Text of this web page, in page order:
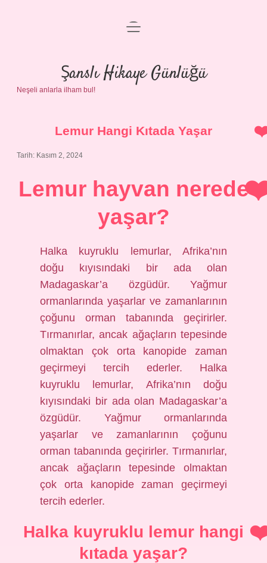
Anasayfa
Gizlilik Politikası
menüyü
Şanslı Hikaye Günlüğü
Neşeli anlarla ilham bul!
Lemur Hangi Kıtada Yaşar
Tarih: Kasım 2, 2024
Lemur hayvan nerede
yaşar?
Halka kuyruklu lemurlar, Afrika’nın
doğu kıyısındaki bir ada olan
Madagaskar’a özgüdür. Yağmur
ormanlarında yaşarlar ve zamanlarının
çoğunu orman tabanında geçirirler.
Tırmanırlar, ancak ağaçların tepesinde
olmaktan çok orta kanopide zaman
geçirmeyi tercih ederler. Halka
kuyruklu lemurlar, Afrika’nın doğu
kıyısındaki bir ada olan Madagaskar’a
özgüdür. Yağmur ormanlarında
yaşarlar ve zamanlarının çoğunu
orman tabanında geçirirler. Tırmanırlar,
ancak ağaçların tepesinde olmaktan
çok orta kanopide zaman geçirmeyi
tercih ederler.
Halka kuyruklu lemur hangi
kıtada yaşar?